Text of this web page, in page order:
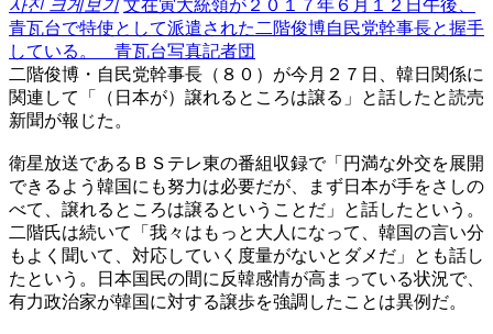
사진 크게보기 文在寅大統領が２０１７年６月１２日午後、
青瓦台で特使として派遣された二階俊博自民党幹事長と握手
している。 青瓦台写真記者団
二階俊博・自民党幹事長（８０）が今月２７日、韓日関係に
関連して「（日本が）譲れるところは譲る」と話したと読売
新聞が報じた。
衛星放送であるＢＳテレ東の番組収録で「円満な外交を展開
できるよう韓国にも努力は必要だが、まず日本が手をさしの
べて、譲れるところは譲るということだ」と話したという。
二階氏は続いて「我々はもっと大人になって、韓国の言い分
もよく聞いて、対応していく度量がないとダメだ」とも話し
たという。日本国民の間に反韓感情が高まっている状況で、
有力政治家が韓国に対する譲歩を強調したことは異例だ。